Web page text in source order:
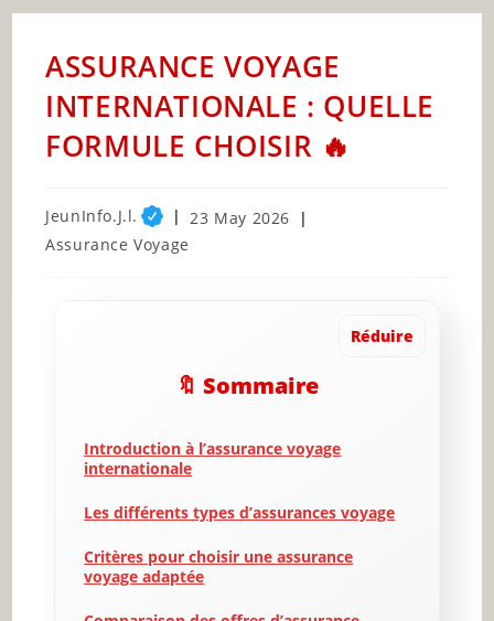
ASSURANCE VOYAGE
INTERNATIONALE : QUELLE
FORMULE CHOISIR 🔥
Post
author:
JeunInfo.J.l.
Post
23 May 2026
Post
Assurance Voyage
Réduire
🔖 Sommaire
Introduction à l’assurance voyage
internationale
Les différents types d’assurances voyage
Critères pour choisir une assurance
voyage adaptée